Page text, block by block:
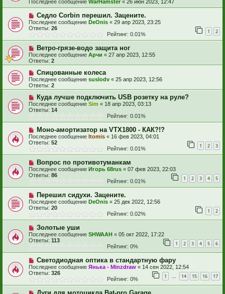
Последнее сообщение WarHamster « 26 июн 2023, 12:47
Седло Corbin перешил. Зацените.
Последнее сообщение DeOnis « 29 апр 2023, 23:25
Ответы: 26 1 2
Рейтинг: 0.01%
Ветро-грязе-водо защита ног
Последнее сообщение Арчи « 27 апр 2023, 12:55
Ответы: 2
Спицованные колеса
Последнее сообщение suslodv « 25 апр 2023, 12:56
Ответы: 2
Куда лучше подключить USB розетку на руле?
Последнее сообщение Sim « 18 апр 2023, 03:13
Ответы: 14
Рейтинг: 0.01%
Моно-амортизатор на VTX1800 - КАК?!?
Последнее сообщение Itomis « 16 фев 2023, 04:01
Ответы: 52 1 2 3
Рейтинг: 0.01%
Вопрос по противотуманкам
Последнее сообщение Игорь 68rus « 07 фев 2023, 22:03
Ответы: 86 1 2 3 4 5
Рейтинг: 0.01%
Перешил сидухи. Зацените.
Последнее сообщение DeOnis « 25 дек 2022, 12:56
Ответы: 20 1 2
Рейтинг: 0.02%
Золотые уши
Последнее сообщение SHWAAH « 05 окт 2022, 17:22
Ответы: 113 1 2 3 4 5 6
Рейтинг: 0%
Светодиодная оптика в стандартную фару
Последнее сообщение Янька - Minzdraw « 14 сен 2022, 12:54
Ответы: 326 1 … 14 15 16 17
Рейтинг: 0%